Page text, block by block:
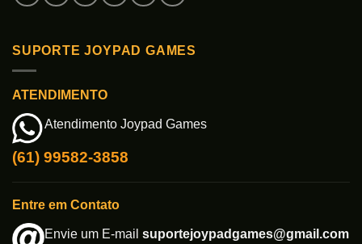
SUPORTE JOYPAD GAMES
ATENDIMENTO
Atendimento Joypad Games
(61) 99582-3858
Entre em Contato
Envie um E-mail suportejoypadgames@gmail.com